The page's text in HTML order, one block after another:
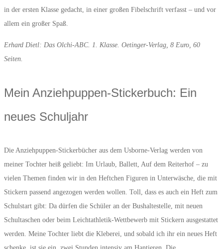
in der ersten Klasse gedacht, in einer großen Fibelschrift verfasst – und vor
allem ein großer Spaß.
Erhard Dietl: Das Olchi-ABC. 1. Klasse. Oetinger-Verlag, 8 Euro, 60
Seiten.
Mein Anziehpuppen-Stickerbuch: Ein
neues Schuljahr
Die Anziehpuppen-Stickerbücher aus dem Usborne-Verlag werden von
meiner Tochter heiß geliebt: Im Urlaub, Ballett, Auf dem Reiterhof – zu
vielen Themen finden wir in den Heftchen Figuren in Unterwäsche, die mit
Stickern passend angezogen werden wollen. Toll, dass es auch ein Heft zum
Schulstart gibt: Da dürfen die Schüler an der Bushaltestelle, mit neuen
Schultaschen oder beim Leichtathletik-Wettbewerb mit Stickern ausgestattet
werden. Meine Tochter liebt die Kleberei, und sobald ich ihr ein neues Heft